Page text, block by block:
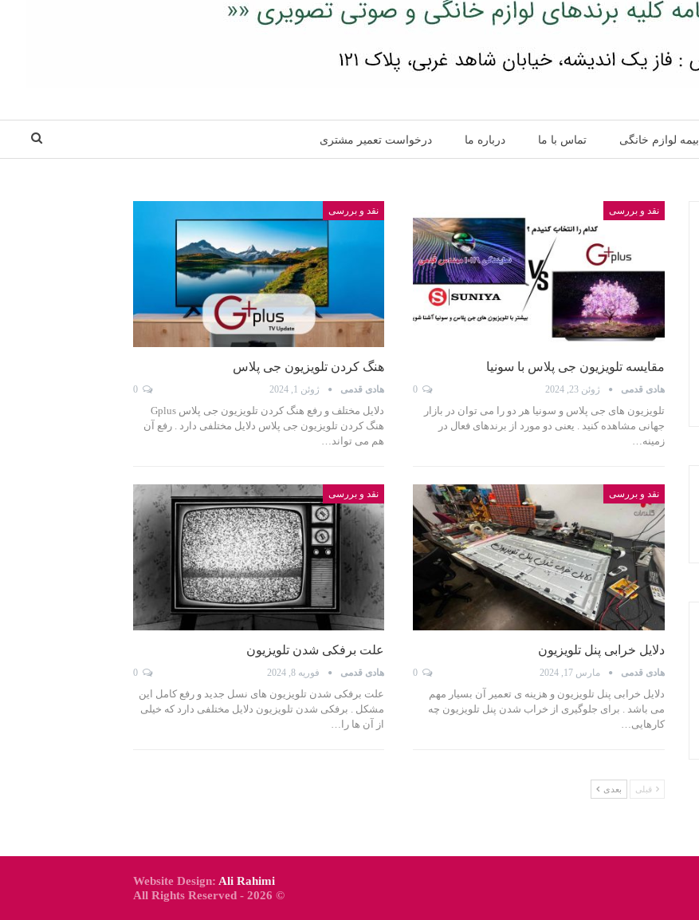
بیمه لوازم خانگی تماس با ما درباره ما درخواست تعمیر مشتری
نقد و بررسی
مقایسه تلویزیون جی پلاس با سونیا
هادی قدمی ژوئن 23, 2024
تلویزیون های جی پلاس و سونیا هر دو را می توان در بازار
جهانی مشاهده کنید . یعنی دو مورد از برندهای فعال در
زمینه…
نقد و بررسی
هنگ کردن تلویزیون جی پلاس
هادی قدمی ژوئن 1, 2024
دلایل مختلف و رفع هنگ کردن تلویزیون جی پلاس Gplus
هنگ کردن تلویزیون جی پلاس دلایل مختلفی دارد . رفع آن
هم می تواند…
نقد و بررسی
دلایل خرابی پنل تلویزیون
هادی قدمی مارس 17, 2024
دلایل خرابی پنل تلویزیون و هزینه ی تعمیر آن بسیار مهم
می باشد . برای جلوگیری از خراب شدن پنل تلویزیون چه
کارهایی…
نقد و بررسی
علت برفکی شدن تلویزیون
هادی قدمی فوریه 8, 2024
علت برفکی شدن تلویزیون های نسل جدید و رفع کامل این
مشکل . برفکی شدن تلویزیون دلایل مختلفی دارد که خیلی
از آن ها را…
قبلی بعدی
Website Design: Ali Rahimi
© 2026 - All Rights Reserved